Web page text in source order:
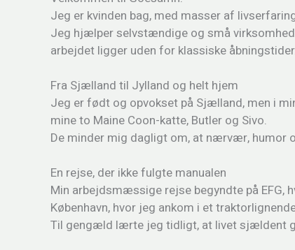
Jeg er kvinden bag, med masser af
Jeg hjælper selvstændige og små
arbejdet ligger uden for klassiske
Fra Sjælland til Jylland og helt hjem
Jeg er født og opvokset på Sjælland, men i
mine to Maine Coon-katte, Butler og Sivo.
De minder mig dagligt om, at nærvær, humor
En rejse, der ikke fulgte manualen
Min arbejdsmæssige rejse begyndte på
København, hvor jeg ankom i et
Til gengæld lærte jeg tidligt, at livet sjældent